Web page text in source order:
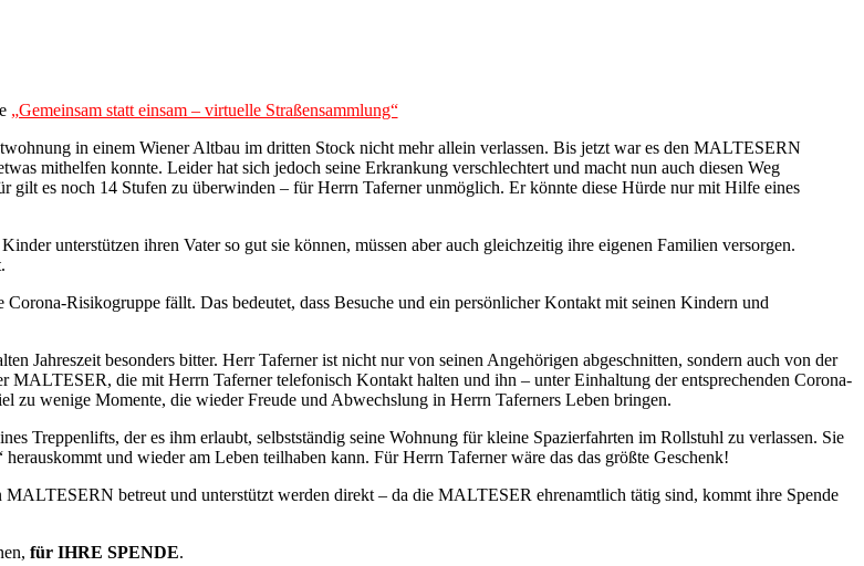
„Gemeinsam statt einsam – virtuelle Straßensammlung“
in einem Wiener Altbau im dritten Stock nicht mehr allein verlassen. Bis jetzt war es den MALTESERN
mithelfen konnte. Leider hat sich jedoch seine Erkrankung verschlechtert und macht nun auch diesen Weg
es noch 14 Stufen zu überwinden – für Herrn Taferner unmöglich. Er könnte diese Hürde nur mit Hilfe eines
unterstützen ihren Vater so gut sie können, müssen aber auch gleichzeitig ihre eigenen Familien versorgen.
Risikogruppe fällt. Das bedeutet, dass Besuche und ein persönlicher Kontakt mit seinen Kindern und
Jahreszeit besonders bitter. Herr Taferner ist nicht nur von seinen Angehörigen abgeschnitten, sondern auch von der
die mit Herrn Taferner telefonisch Kontakt halten und ihn – unter Einhaltung der entsprechenden Corona-
zu wenige Momente, die wieder Freude und Abwechslung in Herrn Taferners Leben bringen.
Treppenlifts, der es ihm erlaubt, selbstständig seine Wohnung für kleine Spazierfahrten im Rollstuhl zu verlassen. Sie
und wieder am Leben teilhaben kann. Für Herrn Taferner wäre das das größte Geschenk!
betreut und unterstützt werden direkt – da die MALTESER ehrenamtlich tätig sind, kommt ihre Spende
für IHRE SPENDE.